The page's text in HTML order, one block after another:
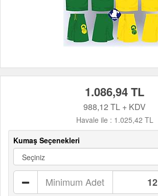
1.086,94 TL
988,12 TL + KDV
Havale ile : 1.025,42 TL
Kumaş Seçenekleri
Minimum Adet